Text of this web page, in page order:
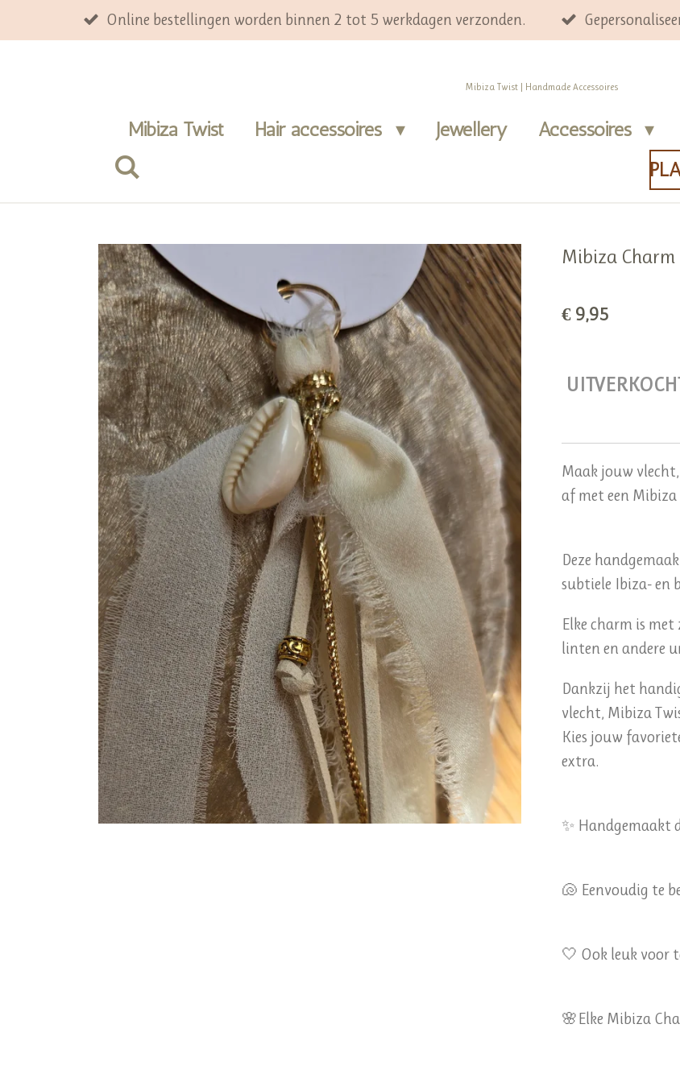
direct
Online bestellingen worden binnen 2 tot 5 werkdagen verzonden.
Mibiza Twist | Handmade Accessoires
Mibiza Twist Hair accessoires Jewellery Accessoires
Mibiza
€ 9,95
Maak jouw
af met een Mibiza
Deze
subtiele Ibiza- en
Elke charm is
linten en andere
Dankzij het
vlecht, Mibiza
Kies jouw
extra.
✨ Handgemaakt
🐚 Eenvoudig te
🤍 Ook leuk voor
🌸Elke Mibiza